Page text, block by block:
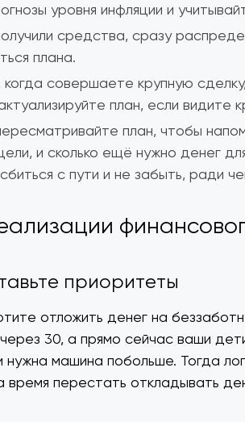
уровня инфляции и
средства, сразу
плана.
совершаете крупную
план, если видите
план, чтобы
и сколько ещё нужно денег
с пути и не забыть, ради
приоритеты
отложить денег на
30, а прямо сейчас ваши
нужна машина побольше. Тогда
время перестать откладывать